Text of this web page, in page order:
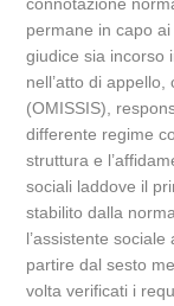
permane in capo
giudice sia incorso
nell’atto di
(OMISSIS),
differente regime
struttura e
sociali laddove il
stabilito dalla
l’assistente
partire dal sesto
volta verificati i